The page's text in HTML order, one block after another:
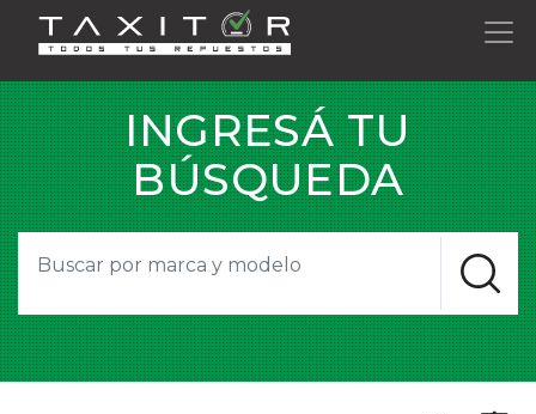
INGRESÁ TU
BÚSQUEDA